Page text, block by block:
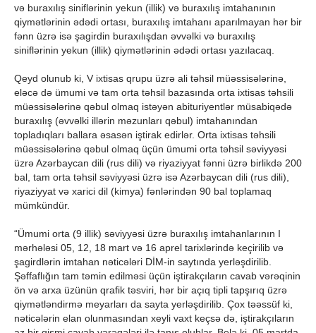
və buraxılış siniflərinin yekun (illik) və buraxılış imtahanının
qiymətlərinin ədədi ortası, buraxılış imtahanı aparılmayan hər bir
fənn üzrə isə şagirdin buraxılışdan əvvəlki və buraxılış
siniflərinin yekun (illik) qiymətlərinin ədədi ortası yazılacaq.
Qeyd olunub ki, V ixtisas qrupu üzrə ali təhsil müəssisələrinə,
eləcə də ümumi və tam orta təhsil bazasında orta ixtisas təhsili
müəssisələrinə qəbul olmaq istəyən abituriyentlər müsabiqədə
buraxılış (əvvəlki illərin məzunları qəbul) imtahanından
topladıqları ballara əsasən iştirak edirlər. Orta ixtisas təhsili
müəssisələrinə qəbul olmaq üçün ümumi orta təhsil səviyyəsi
üzrə Azərbaycan dili (rus dili) və riyaziyyat fənni üzrə birlikdə 200
bal, tam orta təhsil səviyyəsi üzrə isə Azərbaycan dili (rus dili),
riyaziyyat və xarici dil (kimya) fənlərindən 90 bal toplamaq
mümkündür.
“Ümumi orta (9 illik) səviyyəsi üzrə buraxılış imtahanlarının I
mərhələsi 05, 12, 18 mart və 16 aprel tarixlərində keçirilib və
şagirdlərin imtahan nəticələri DİM-in saytında yerləşdirilib.
Şəffaflığın tam təmin edilməsi üçün iştirakçıların cavab vərəqinin
ön və arxa üzünün qrafik təsviri, hər bir açıq tipli tapşırıq üzrə
qiymətləndirmə meyarları da sayta yerləşdirilib. Çox təəssüf ki,
nəticələrin elan olunmasından xeyli vaxt keçsə də, iştirakçıların